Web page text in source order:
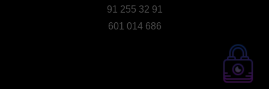
91 255 32 91
601 014 686